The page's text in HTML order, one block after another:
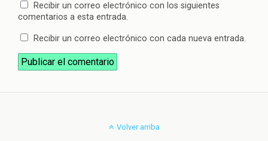
Recibir un correo electrónico con los siguientes
comentarios a esta entrada.
Recibir un correo electrónico con cada nueva entrada.
Volver arriba